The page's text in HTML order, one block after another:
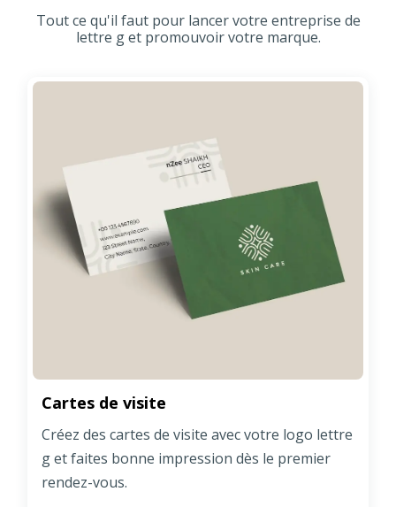
Tout ce qu'il faut pour lancer votre entreprise de
lettre g et promouvoir votre marque.
Cartes de visite
Créez des cartes de visite avec votre logo lettre
g et faites bonne impression dès le premier
rendez-vous.